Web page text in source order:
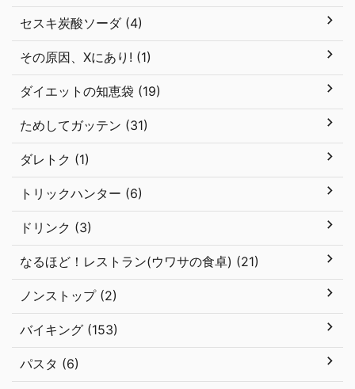
セスキ炭酸ソーダ (4)
その原因、Xにあり! (1)
ダイエットの知恵袋 (19)
ためしてガッテン (31)
ダレトク (1)
トリックハンター (6)
ドリンク (3)
なるほど！レストラン(ウワサの食卓) (21)
ノンストップ (2)
バイキング (153)
パスタ (6)